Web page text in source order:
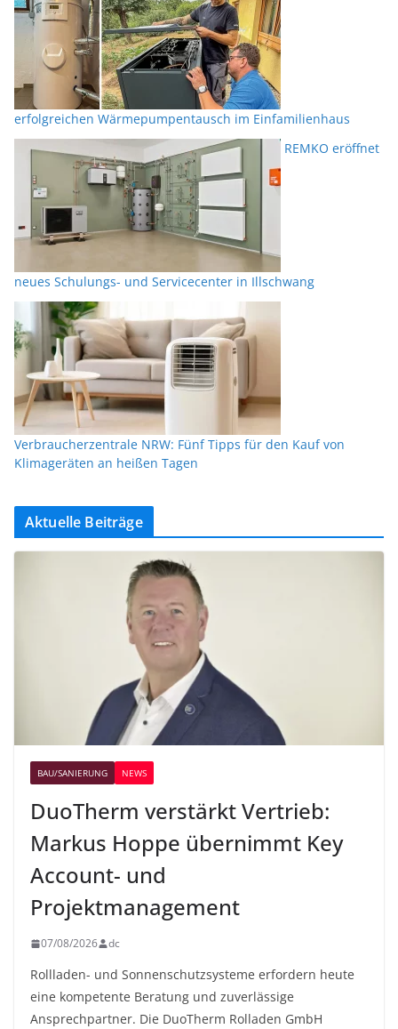
erfolgreichen Wärmepumpentausch im Einfamilienhaus
REMKO eröffnet
neues Schulungs- und Servicecenter in Illschwang
Verbraucherzentrale NRW: Fünf Tipps für den Kauf von
Klimageräten an heißen Tagen
Aktuelle Beiträge
BAU/SANIERUNG NEWS
DuoTherm verstärkt Vertrieb:
Markus Hoppe übernimmt Key
Account- und
Projektmanagement
07/08/2026 dc
Rollladen- und Sonnenschutzsysteme erfordern heute
eine kompetente Beratung und zuverlässige
Ansprechpartner. Die DuoTherm Rolladen GmbH